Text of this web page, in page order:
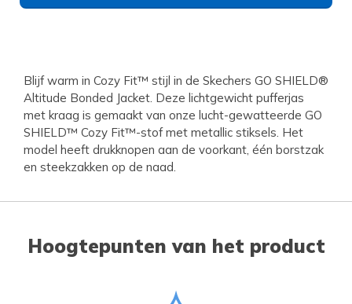
Blijf warm in Cozy Fit™ stijl in de Skechers GO SHIELD®
Altitude Bonded Jacket. Deze lichtgewicht pufferjas
met kraag is gemaakt van onze lucht-gewatteerde GO
SHIELD™ Cozy Fit™-stof met metallic stiksels. Het
model heeft drukknopen aan de voorkant, één borstzak
en steekzakken op de naad.
Hoogtepunten van het product